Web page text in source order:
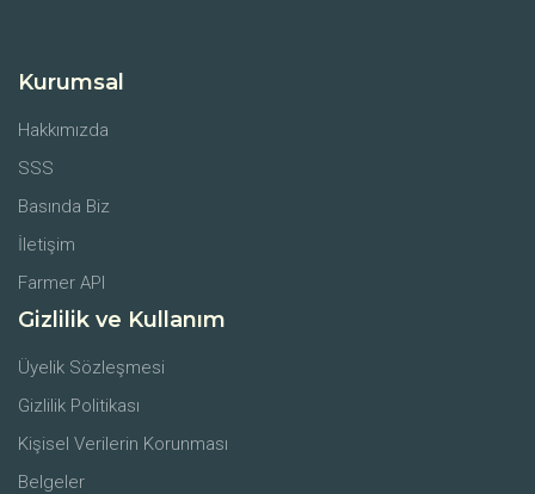
Kurumsal
Hakkımızda
SSS
Basında Biz
İletişim
Farmer API
Gizlilik ve Kullanım
Üyelik Sözleşmesi
Gizlilik Politikası
Kişisel Verilerin Korunması
Belgeler